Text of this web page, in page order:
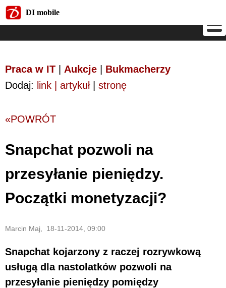
DI mobile
Praca w IT Aukcje
Bukmacherzy
Dodaj: link | artykuł| stronę
«POWRÓT
Snapchat pozwoli na
przesyłanie pieniędzy.
Początki monetyzacji?
Marcin Maj, 18-11-2014, 09:00
Snapchat kojarzony z raczej rozrywkową
usługą dla nastolatków pozwoli na
przesyłanie pieniędzy pomiędzy
DI mobile